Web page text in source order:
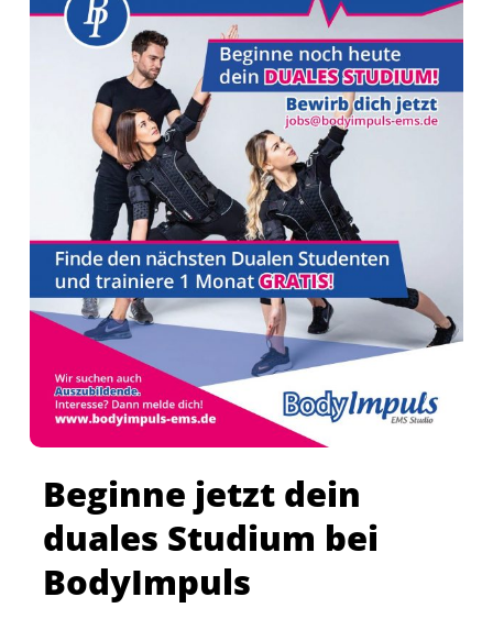
Beginne jetzt dein
duales Studium bei
BodyImpuls